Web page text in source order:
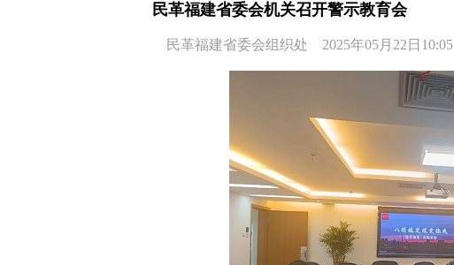
民革福建省委会机关召开警示教育会
民革福建省委会组织处 2025年05月22日10:05